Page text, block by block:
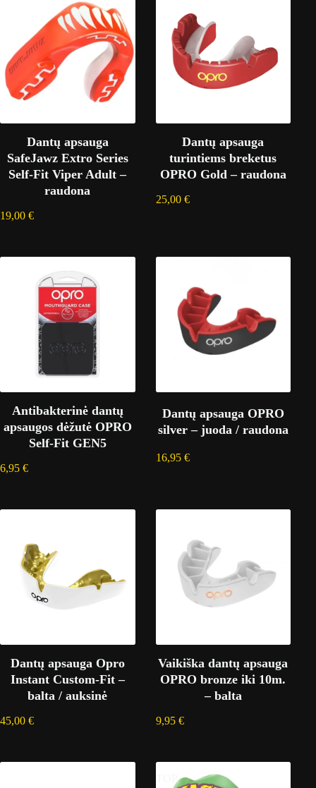
Dantų apsauga
SafeJawz Extro Series
Self-Fit Viper Adult –
raudona
19,00 €
Dantų apsauga
turintiems breketus
OPRO Gold – raudona
25,00 €
Antibakterinė dantų
apsaugos dėžutė OPRO
Self-Fit GEN5
6,95 €
Dantų apsauga OPRO
silver – juoda / raudona
16,95 €
Dantų apsauga Opro
Instant Custom-Fit –
balta / auksinė
45,00 €
Vaikiška dantų apsauga
OPRO bronze iki 10m.
– balta
9,95 €
TOP